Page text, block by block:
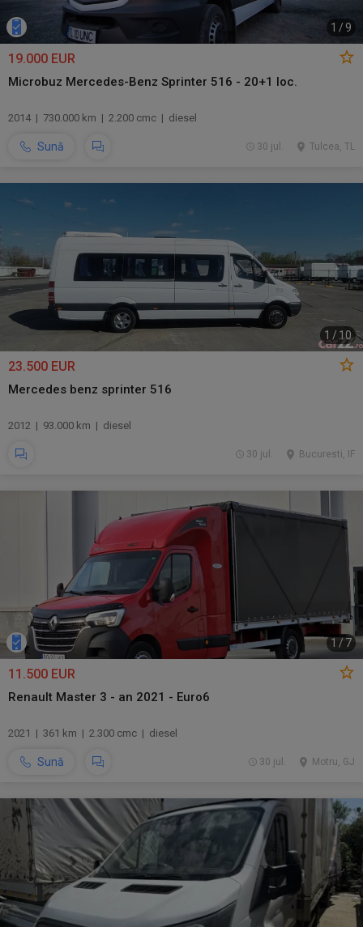
1 /9
19.000 EUR
Microbuz Mercedes-Benz Sprinter 516 - 20+1 loc.
2014 | 730.000 km | 2.200 cmc | diesel
Sună Tulcea, TL
30 jul.
1 /10
23.500 EUR
Mercedes benz sprinter 516
2012 | 93.000 km | diesel
Bucuresti, IF
30 jul.
1 /7
11.500 EUR
Renault Master 3 - an 2021 - Euro6
2021 | 361 km | 2.300 cmc | diesel
Sună Motru, GJ
30 jul.